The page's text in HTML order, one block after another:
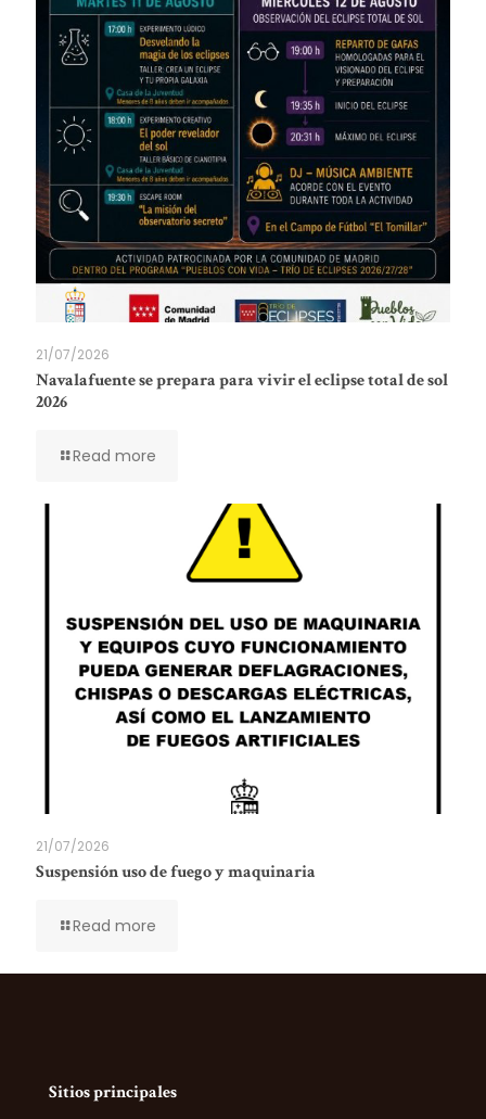
21/07/2026
Navalafuente se prepara para vivir el eclipse total de sol
2026
Read more
21/07/2026
Suspensión uso de fuego y maquinaria
Read more
Sitios principales